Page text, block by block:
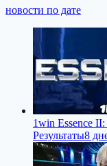
новости по дате
1win Essence
Результаты8